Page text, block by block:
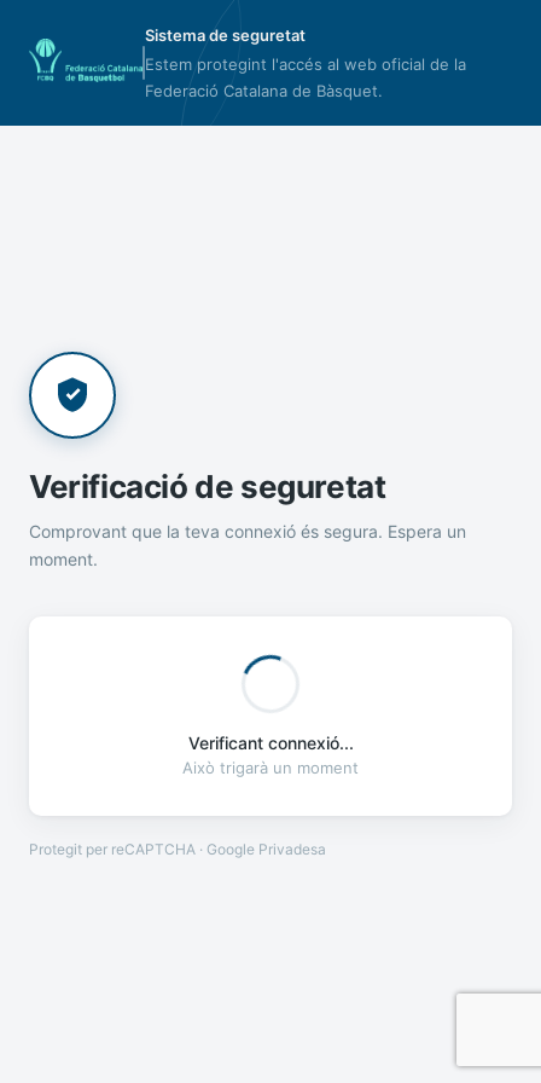
Sistema de seguretat
Estem protegint l'accés al web oficial de la
Federació Catalana de Bàsquet.
Verificació de seguretat
Comprovant que la teva connexió és segura. Espera un
moment.
Verificant connexió...
Això trigarà un moment
Protegit per reCAPTCHA · Google Privadesa